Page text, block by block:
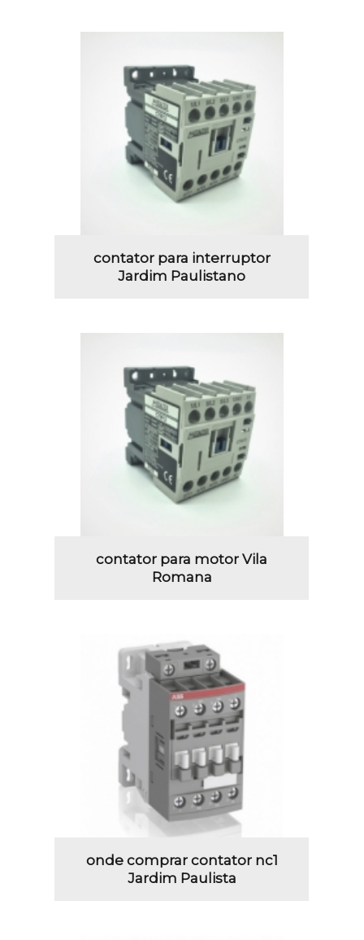
contator para interruptor
Jardim Paulistano
contator para motor Vila
Romana
onde comprar contator nc1
Jardim Paulista